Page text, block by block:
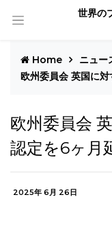
世界の
Home
ニュー
欧州委員会 英国に
欧州委員会
認定を6ヶ月
2025年 6月 26日